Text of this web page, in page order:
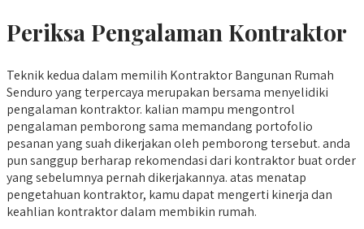
Periksa Pengalaman Kontraktor
Teknik kedua dalam memilih Kontraktor Bangunan Rumah
Senduro yang terpercaya merupakan bersama menyelidiki
pengalaman kontraktor. kalian mampu mengontrol
pengalaman pemborong sama memandang portofolio
pesanan yang suah dikerjakan oleh pemborong tersebut. anda
pun sanggup berharap rekomendasi dari kontraktor buat order
yang sebelumnya pernah dikerjakannya. atas menatap
pengetahuan kontraktor, kamu dapat mengerti kinerja dan
keahlian kontraktor dalam membikin rumah.